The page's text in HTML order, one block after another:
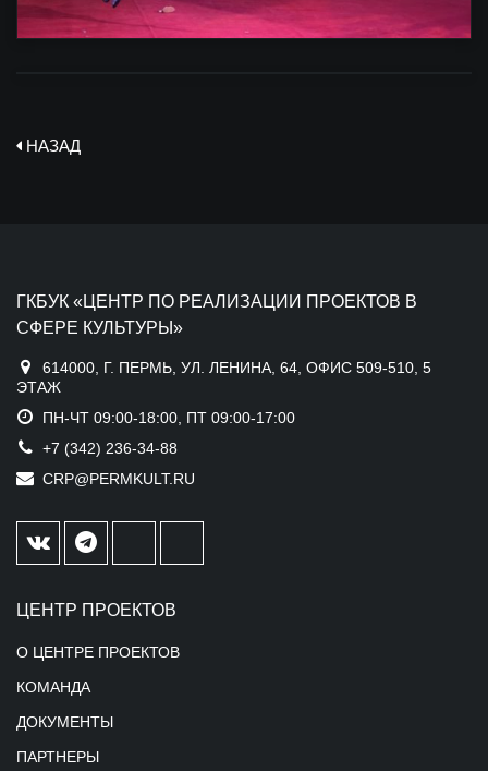
НАЗАД
ГКБУК «ЦЕНТР ПО РЕАЛИЗАЦИИ ПРОЕКТОВ В
СФЕРЕ КУЛЬТУРЫ»
614000, Г. ПЕРМЬ, УЛ. ЛЕНИНА, 64, ОФИС 509-510, 5
ЭТАЖ
ПН-ЧТ 09:00-18:00, ПТ 09:00-17:00
+7 (342) 236-34-88
CRP@PERMKULT.RU
ЦЕНТР ПРОЕКТОВ
О ЦЕНТРЕ ПРОЕКТОВ
КОМАНДА
ДОКУМЕНТЫ
ПАРТНЕРЫ